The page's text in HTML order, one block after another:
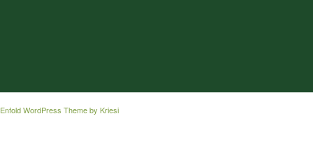
Enfold WordPress Theme by Kriesi